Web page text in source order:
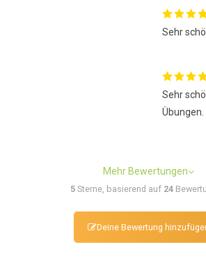
Sehr
Sehr
Übungen.
Mehr Bewertungen
5Sterne, basierend auf 24
Deine Bewertung